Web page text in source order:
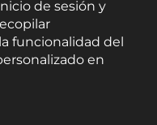
de sesión y
funcionalidad del
en